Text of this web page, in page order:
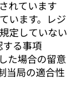
れています
います。レジ
定していない
る事項
た場合の留意
当局の適合性